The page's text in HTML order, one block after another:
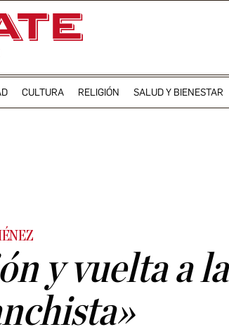
CULTURA RELIGIÓN SALUD Y BIENESTAR
y vuelta a la